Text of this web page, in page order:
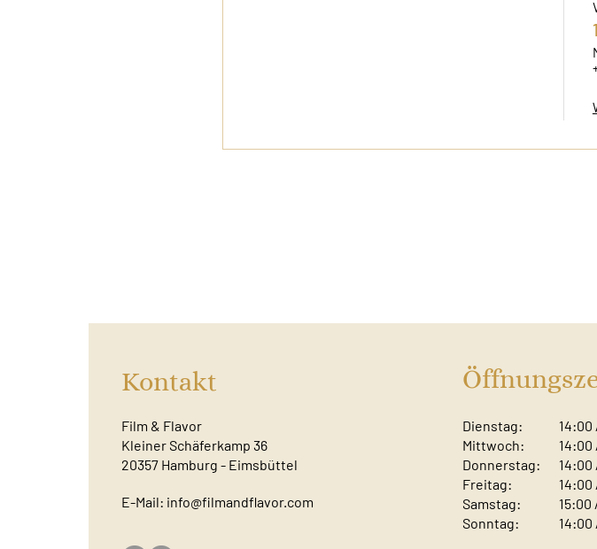
Kontakt
Film & Flavor
Kleiner Schäferkamp 36
20357 Hamburg - Eimsbüttel
E-Mail: info@filmandflavor.com
Dienstag:
Mittwoch:
Donnerstag:
Freitag:
Samstag:
Sonntag: ​
14:00
14:00
14:00
14:00
15:00
14:00